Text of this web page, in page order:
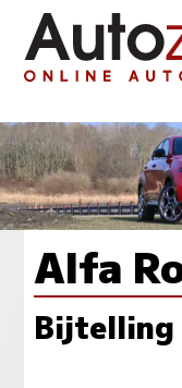
Alfa
Bijtelling